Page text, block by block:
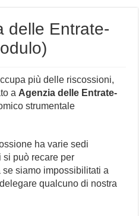
delle Entrate-
più delle riscossioni,
a Agenzia delle Entrate-
strumentale
ha varie sedi
si può recare per
se siamo impossibilitati a
qualcuno di nostra